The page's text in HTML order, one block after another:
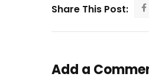
Share This Post:
Add a